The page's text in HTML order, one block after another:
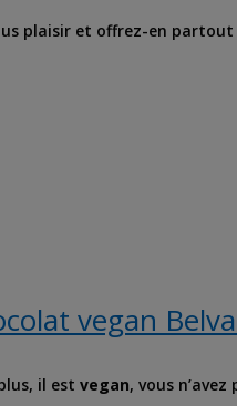
plaisir et offrez-en
vegan
il est vegan, vous n’avez